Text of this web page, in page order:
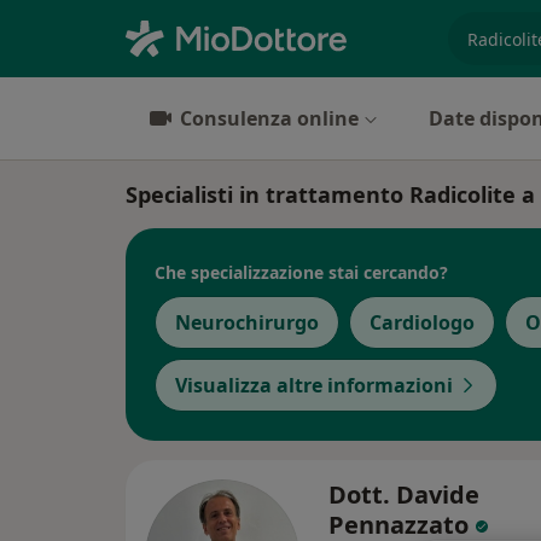
Consulenza online Date
Specialisti in trattamento Radicolite a
Che specializzazione stai cercando?
Neurochirurgo Cardiologo
Visualizza altre informazioni
Dott. Davide
Pennazzato